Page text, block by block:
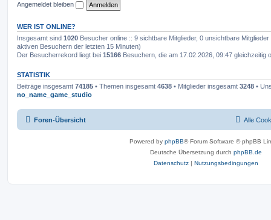
Angemeldet bleiben
WER IST ONLINE?
Insgesamt sind 1020 Besucher online :: 9 sichtbare Mitglieder, 0 unsichtbare
aktiven Besuchern der letzten 15 Minuten)
Der Besucherrekord liegt bei 15166 Besuchern, die am 17.02.2026, 09:47 gleichzeitig
STATISTIK
Beiträge insgesamt 74185 • Themen insgesamt 4638 • Mitglieder insgesamt 3248 •
no_name_game_studio
Foren-Übersicht Alle
Powered by phpBB® Forum Software © phpBB
Deutsche Übersetzung durch phpBB.de
Datenschutz | Nutzungsbedingungen